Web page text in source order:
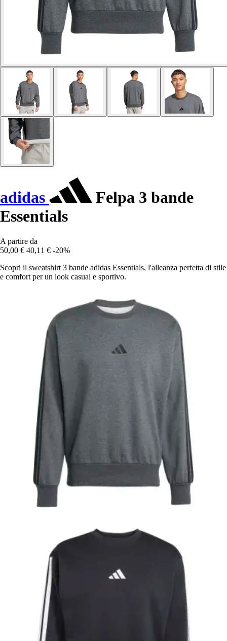
adidas
Felpa 3 bande
Essentials
A partire da
50,00 € 40,11 € -20%
Scopri il sweatshirt 3 bande adidas Essentials, l'alleanza perfetta di stile
e comfort per un look casual e sportivo.